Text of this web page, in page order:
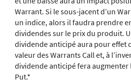
Warrant. Si le sous-jacent d’un
un indice, alors il faudra prendre
dividendes sur le prix du produit.
dividende anticipé aura pour effet
valeur des Warrants Call et, à
dividende anticipé fera augmenter
Put.*